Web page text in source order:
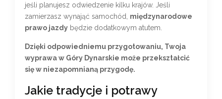
jeśli planujesz odwiedzenie kilku krajów. Jeśli
zamierzasz wynająć samochód, międzynarodowe
prawo jazdy będzie dodatkowym atutem.
Dzięki odpowiedniemu przygotowaniu, Twoja
wyprawa w Góry Dynarskie może przekształcić
się w niezapomnianą przygodę.
Jakie tradycje i potrawy